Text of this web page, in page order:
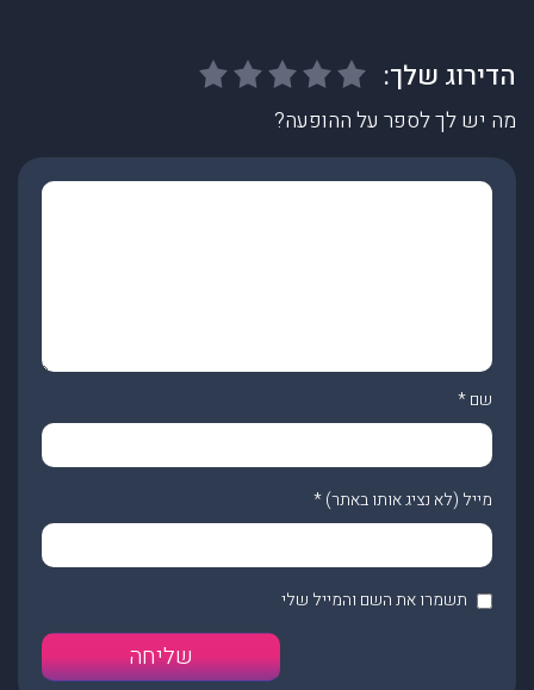
מה יש לך לספר על ההופעה?
שם*
מייל (לא נציג אותו באתר)*
תשמרו את השם והמייל שלי